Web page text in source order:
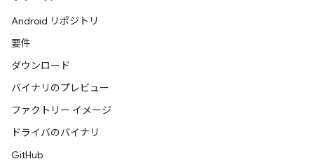
Android リポジトリ
要件
ダウンロード
バイナリのプレビュー
ファクトリー イメージ
ドライバのバイナリ
GitHub